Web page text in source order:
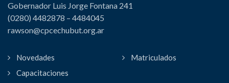
Gobernador Luis Jorge Fontana 241
(0280) 4482878 – 4484045
rawson@cpcechubut.org.ar
Novedades
Capacitaciones
Matriculados